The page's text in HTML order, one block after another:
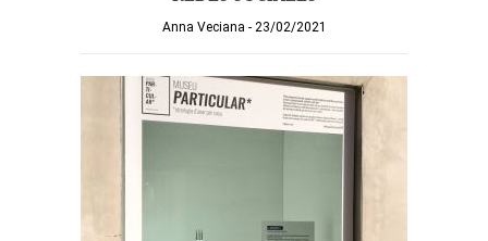
Anna Veciana 23/02/2021